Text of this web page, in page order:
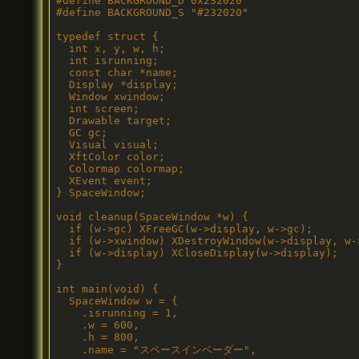
#define BACKGROUND_S "#232020"
typedef struct {
  int x, y, w, h;
  int isrunning;
  const char *name;
  Display *display;
  Window xwindow;
  int screen;
  Drawable target;
  GC gc;
  Visual visual;
  XftColor color;
  Colormap colormap;
  XEvent event;
} SpaceWindow;
void cleanup(SpaceWindow *w) {
  if (w->gc) XFreeGC(w->display, w->gc);
if (w->xwindow) XDestroyWindow(w->display, w-
  if (w->display) XCloseDisplay(w->display);
}
int main(void) {
  SpaceWindow w = {
    .isrunning = 1,
    .w = 600,
    .h = 800,
    .name = "スペースインベーダー",